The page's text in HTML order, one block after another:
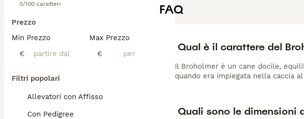
0/100 caratteri
Prezzo
Min Prezzo
€
Max Prezzo
€
Filtri popolari
Allevatori con Affisso
Con Pedigree
FAQ
Qual è il carattere del
Il Broholmer è un cane docile,
quando era impiegata nella caccia
Quali sono le dimensioni